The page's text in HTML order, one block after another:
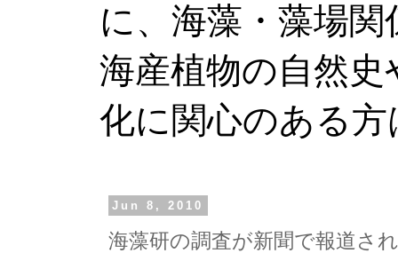
に、海藻・藻場
海産植物の自然
化に関心のある
Jun 8, 2010
海藻研の調査が新聞で報道さ